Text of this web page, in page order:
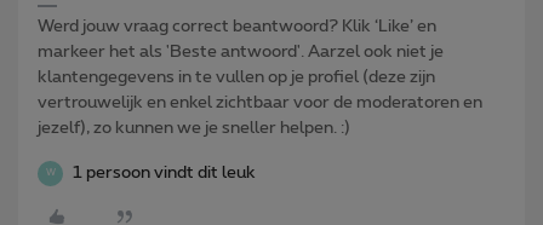
Werd jouw vraag correct beantwoord? Klik ‘Like’ en
markeer het als 'Beste antwoord'. Aarzel ook niet je
klantengegevens in te vullen op je profiel (deze zijn
vertrouwelijk en enkel zichtbaar voor de moderatoren en
jezelf), zo kunnen we je sneller helpen. :)
W 1 persoon vindt dit leuk